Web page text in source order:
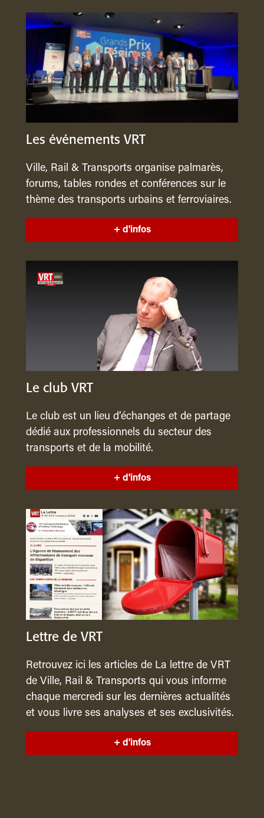
Les événements VRT
Ville, Rail & Transports organise palmarès,
forums, tables rondes et conférences sur le
thème des transports urbains et ferroviaires.
+ d'infos
Le club VRT
Le club est un lieu d’échanges et de partage
dédié aux professionnels du secteur des
transports et de la mobilité.
+ d'infos
Lettre de VRT
Retrouvez ici les articles de La lettre de VRT
de Ville, Rail & Transports qui vous informe
chaque mercredi sur les dernières actualités
et vous livre ses analyses et ses exclusivités.
+ d'infos